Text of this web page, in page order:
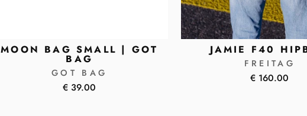
MOON BAG SMALL | GOT
BAG
GOT BAG
€ 39.00
JAMIE F40
FREITAG
€ 160.00